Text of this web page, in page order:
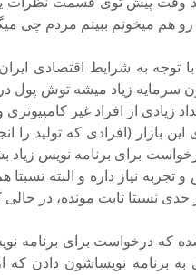
رو هم میخونم ببینم مردم چی
سرمایه زیاد میشه توش پول
زیادی از افراد غیر
این بازار (افرادی که تولید را
برای برنامه نویس زیاد
نیاز داره و البته نسبتا
حدی نسبتا ثابت مونده، در
که درخواست برای برنامه
به برنامه نویساشون دادن